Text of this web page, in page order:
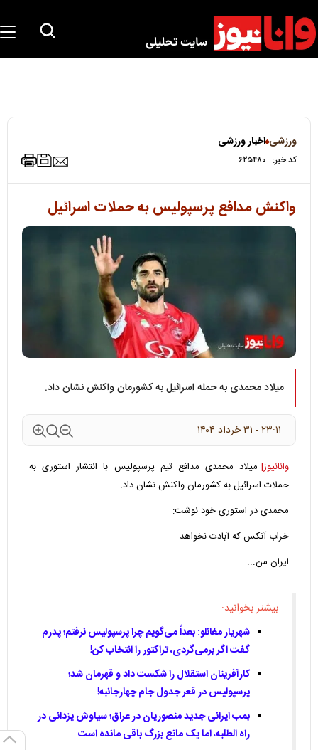
ورزشی اخبار ورزشی
کد خبر: ۶۲۵۴۸۰
واکنش مدافع پرسپولیس به حملات اسرائیل
میلاد محمدی به حمله اسرائیل به کشورمان واکنش نشان داد.
۲۳:۱۱ - ۳۱ خرداد ۱۴۰۴
وانانیوز| میلاد محمدی مدافع تیم پرسپولیس با انتشار استوری به
حملات اسرائیل به کشورمان واکنش نشان داد.
محمدی در استوری خود نوشت:
خراب آنکس که آبادت نخواهد...
ایران من...
بیشتر بخوانید:
شهریار مغانلو: بعداً می‌گویم چرا پرسپولیس نرفتم؛ پدرم
گفت اگر برمی‌گردی، تراکتور را انتخاب کن!
کارآفرینان استقلال را شکست داد و قهرمان شد؛
پرسپولیس در قعر جدول جام چهارجانبه!
بمب ایرانی جدید منصوریان در عراق؛ سیاوش یزدانی در
راه الطلبه، اما یک مانع بزرگ باقی مانده است